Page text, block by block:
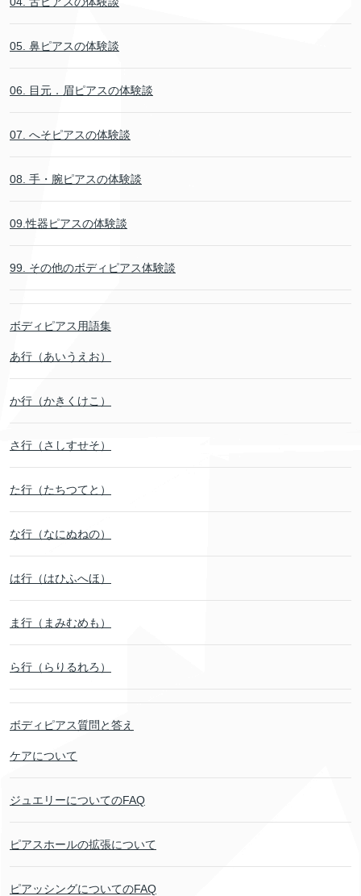
05. 鼻ピアスの体験談
06. 目元．眉ピアスの体験談
07. へそピアスの体験談
08. 手・腕ピアスの体験談
09.性器ピアスの体験談
99. その他のボディピアス体験談
ボディピアス用語集
あ行（あいうえお）
か行（かきくけこ）
さ行（さしすせそ）
た行（たちつてと）
な行（なにぬねの）
は行（はひふへほ）
ま行（まみむめも）
ら行（らりるれろ）
ボディピアス質問と答え
ケアについて
ジュエリーについてのFAQ
ピアスホールの拡張について
ピアッシングについてのFAQ